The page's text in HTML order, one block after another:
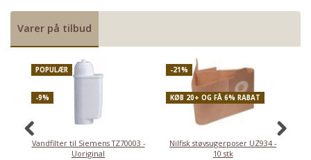
Varer på tilbud
POPULÆR
-9%
Vandfilter til Siemens TZ70003 -
Uoriginal
-21%
KØB 20+ OG FÅ 6% RABAT
Nilfisk støvsugerposer UZ934 -
10 stk